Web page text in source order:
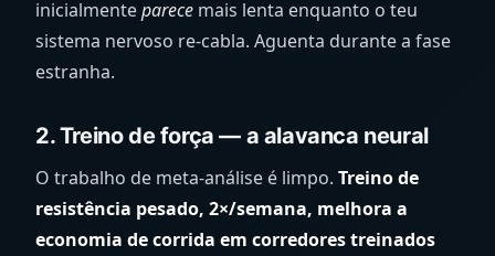
inicialmenteparece mais lenta enquanto o teu
sistema nervoso re-cabla. Aguenta durante a fase
estranha.
2. Treino de força — a alavanca neural
O trabalho de meta-análise é limpo. Treino de
resistência pesado, 2×/semana, melhora a
economia de corrida em corredores treinados